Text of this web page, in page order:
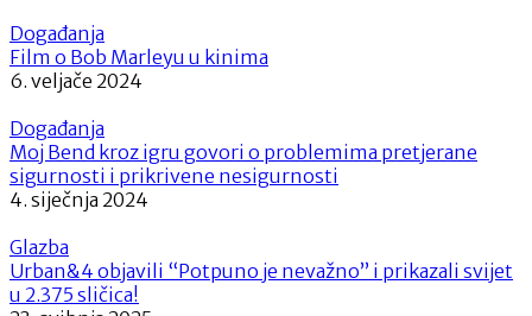
Događanja
Film o Bob Marleyu u kinima
6. veljače 2024
Događanja
Moj Bend kroz igru govori o problemima pretjerane
sigurnosti i prikrivene nesigurnosti
4. siječnja 2024
Glazba
Urban&4 objavili “Potpuno je nevažno” i prikazali svijet
u 2.375 sličica!